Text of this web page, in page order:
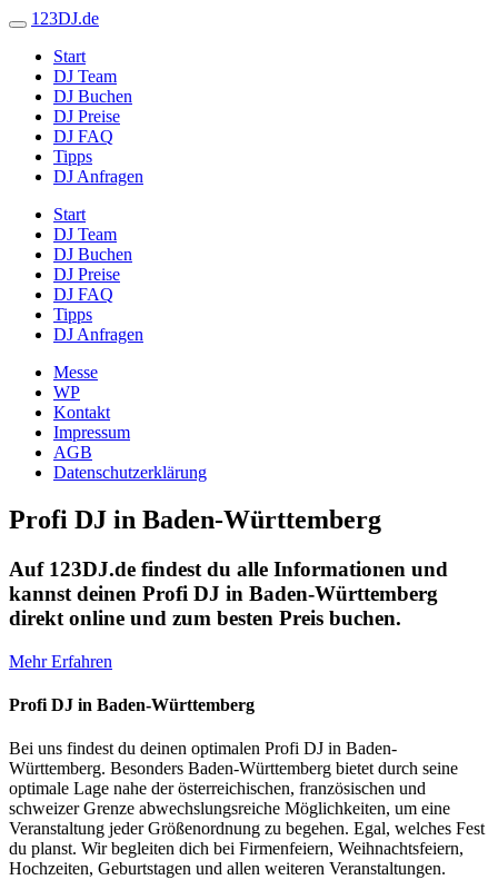
123DJ.de
Start
DJ Team
DJ Buchen
DJ Preise
DJ FAQ
Tipps
DJ Anfragen
Start
DJ Team
DJ Buchen
DJ Preise
DJ FAQ
Tipps
DJ Anfragen
Messe
WP
Kontakt
Impressum
AGB
Datenschutzerklärung
Profi DJ in Baden-Württemberg
Auf 123DJ.de findest du alle Informationen und
kannst deinen Profi DJ in Baden-Württemberg
direkt online und zum besten Preis buchen.
Mehr Erfahren
Profi DJ in Baden-Württemberg
Bei uns findest du deinen optimalen Profi DJ in Baden-
Württemberg. Besonders Baden-Württemberg bietet durch seine
optimale Lage nahe der österreichischen, französischen und
schweizer Grenze abwechslungsreiche Möglichkeiten, um eine
Veranstaltung jeder Größenordnung zu begehen. Egal, welches Fest
du planst. Wir begleiten dich bei Firmenfeiern, Weihnachtsfeiern,
Hochzeiten, Geburtstagen und allen weiteren Veranstaltungen.